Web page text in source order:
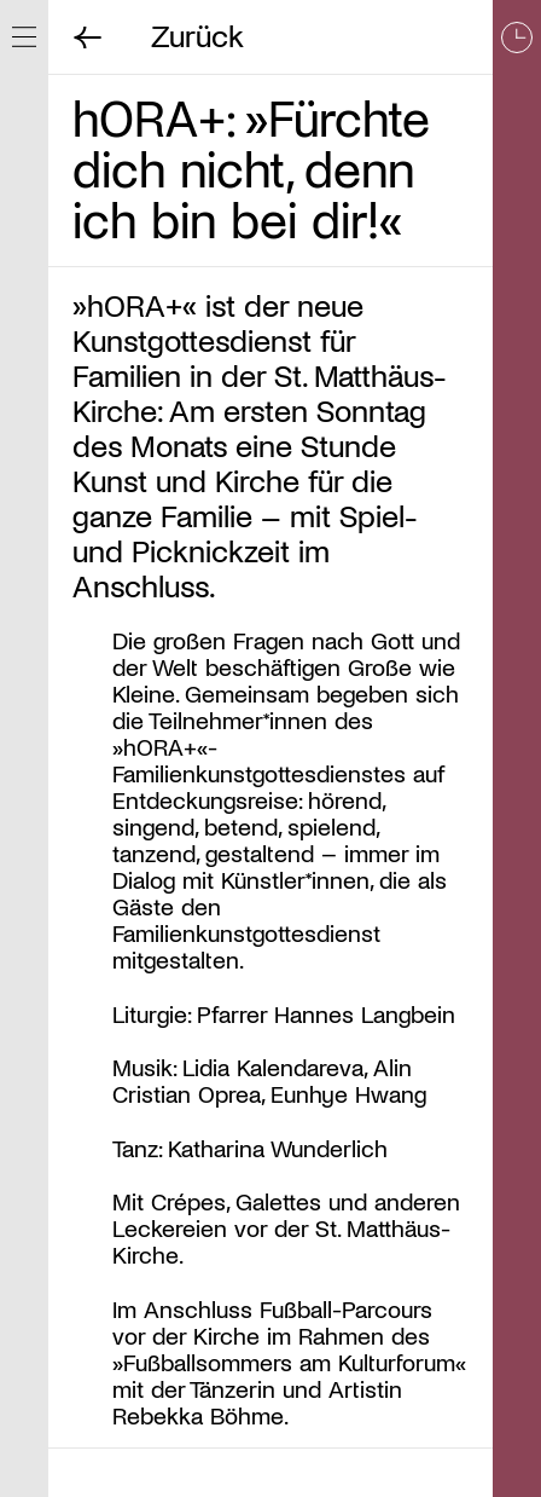
Navigation ein/ausblenden
Zurück
hORA+: »Fürchte
dich nicht, denn
ich bin bei dir!«
»hORA+« ist der neue
Kunstgottesdienst für
Familien in der St. Matthäus-
Kirche: Am ersten Sonntag
des Monats eine Stunde
Kunst und Kirche für die
ganze Familie – mit Spiel-
und Picknickzeit im
Anschluss.
Die großen Fragen nach Gott und
der Welt beschäftigen Große wie
Kleine. Gemeinsam begeben sich
die Teilnehmer*innen des
»hORA+«-
Familienkunstgottesdienstes auf
Entdeckungsreise: hörend,
singend, betend, spielend,
tanzend, gestaltend – immer im
Dialog mit Künstler*innen, die als
Gäste den
Familienkunstgottesdienst
mitgestalten.
Liturgie: Pfarrer Hannes Langbein
Musik: Lidia Kalendareva, Alin
Cristian Oprea, Eunhye Hwang
Tanz: Katharina Wunderlich
Mit Crépes, Galettes und anderen
Leckereien vor der St. Matthäus-
Kirche.
Im Anschluss Fußball-Parcours
vor der Kirche im Rahmen des
»Fußballsommers am Kulturforum«
mit der Tänzerin und Artistin
Rebekka Böhme.